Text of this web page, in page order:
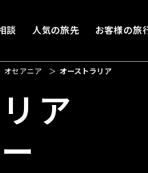
談 人気の旅先 お客様の旅
オセアニア オーストラリア
ア